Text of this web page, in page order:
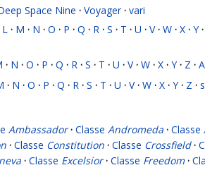
Space Nine · Voyager · vari
L · M · N · O · P · Q · R · S · T · U · V · W · X · Y ·
· N · O · P · Q · R · S · T · U · V · W · X · Y · Z ·
· N · O · P · Q · R · S · T · U · V · W · X · Y · Z ·
Ambassador · Classe Andromeda · Classe
· Classe Constitution · Classe Crossfield ·
· Classe Excelsior · Classe Freedom ·